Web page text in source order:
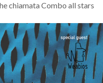
chiamata Combo all stars